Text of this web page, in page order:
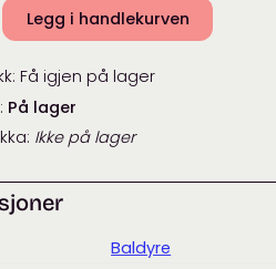
Legg i handlekurven
Få igjen på lager
På lager
Ikke på lager
Baldyre